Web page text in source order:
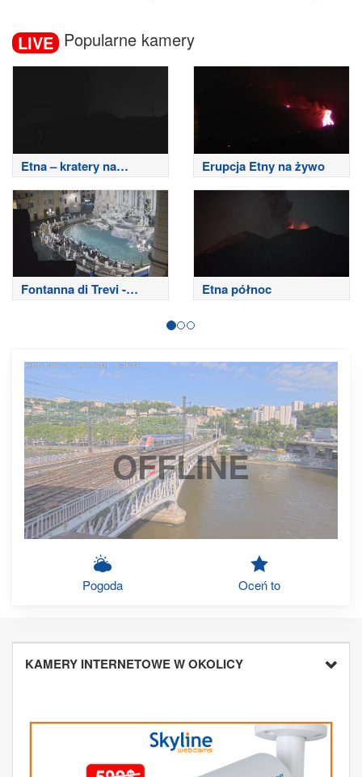
LIVE Popularne kamery
Etna – kratery na
szczycie
Erupcja Etny na żywo
Fontanna di Trevi -
Rzym
Etna północ
OFFLINE
Pogoda Oceń to
KAMERY INTERNETOWE W OKOLICY